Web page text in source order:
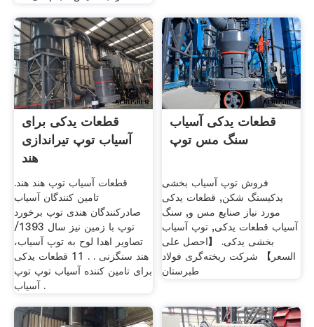
قطعات یدکی برای
آسیاب توپ تیراندازی
هند
قطعات آسیاب توپ هند هند.
تامین کنندگان آسیاب
صادرکنندگان هندی توپ برخورد
توپ با زمين نيز سال 1393/
تصاویر اهدا لوح به توپ آسیاب،
هند سنگزنی . . 11 قطعات یدکی
برای تامین کننده آسیاب توپ توپ
آسیاب .
قطعات یدکی آسیاب
سنگ مس توپ
فروش توپ آسیاب بخشی
یدکیسنگ شکن, قطعات یدکی
مورد نیاز صنایع مس و, سنگ
آسیاب قطعات یدکی, توپ آسیاب
بخشی یدکی. 【احصل على
السعر】 شرکت ریخته‌گری فولاد
طبرستان